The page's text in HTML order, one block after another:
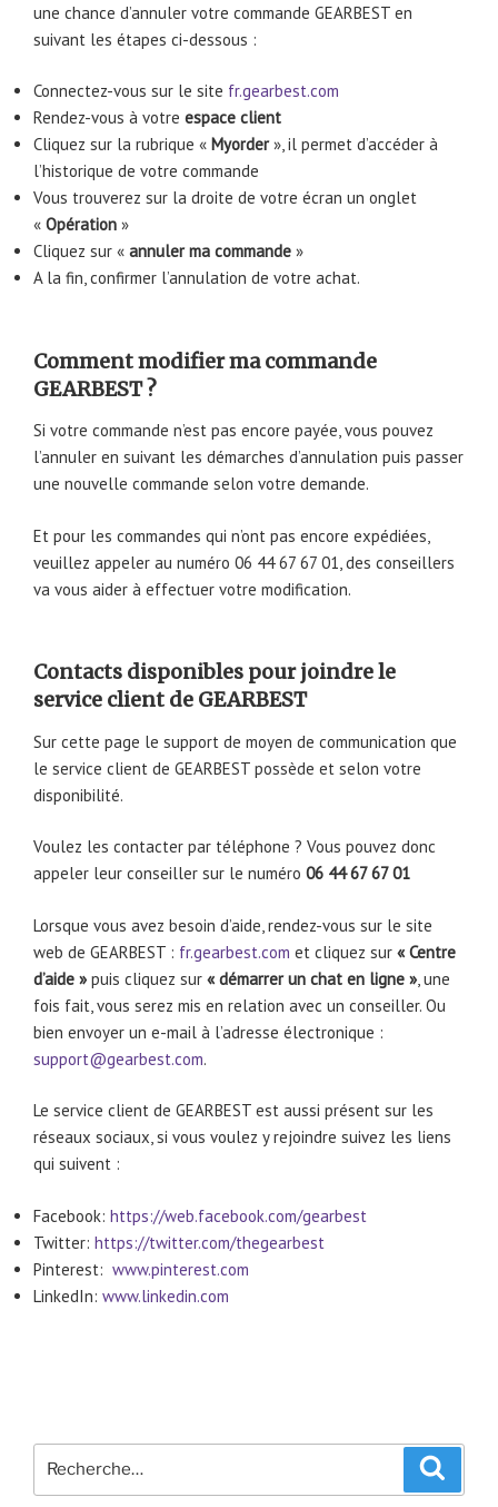
une chance d’annuler votre commande GEARBEST en
suivant les étapes ci-dessous :
Connectez-vous sur le site fr.gearbest.com
Rendez-vous à votre espace client
Cliquez sur la rubrique « Myorder», il permet d’accéder à
l’historique de votre commande
Vous trouverez sur la droite de votre écran un onglet
« Opération »
Cliquez sur « annuler ma commande »
A la fin, confirmer l’annulation de votre achat.
Comment modifier ma commande
GEARBEST ?
Si votre commande n’est pas encore payée, vous pouvez
l’annuler en suivant les démarches d’annulation puis passer
une nouvelle commande selon votre demande.
Et pour les commandes qui n’ont pas encore expédiées,
veuillez appeler au numéro 06 44 67 67 01, des conseillers
va vous aider à effectuer votre modification.
Contacts disponibles pour joindre le
service client de GEARBEST
Sur cette page le support de moyen de communication que
le service client de GEARBEST possède et selon votre
disponibilité.
Voulez les contacter par téléphone ? Vous pouvez donc
appeler leur conseiller sur le numéro 06 44 67 67 01
Lorsque vous avez besoin d’aide, rendez-vous sur le site
web de GEARBEST : fr.gearbest.com et cliquez sur « Centre
d’aide » puis cliquez sur « démarrer un chat en ligne » , une
fois fait, vous serez mis en relation avec un conseiller. Ou
bien envoyer un e-mail à l’adresse électronique :
support@gearbest.com.
Le service client de GEARBEST est aussi présent sur les
réseaux sociaux, si vous voulez y rejoindre suivez les liens
qui suivent :
Facebook: https://web.facebook.com/gearbest
Twitter: https://twitter.com/thegearbest
Pinterest: www.pinterest.com
LinkedIn: www.linkedin.com
pour